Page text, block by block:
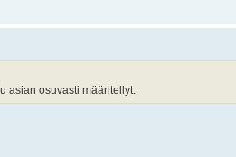
asian osuvasti määritellyt.